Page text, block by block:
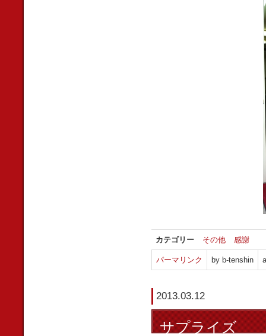
カテゴリー その他 感謝
パーマリンク by b-tenshin
2013.03.12
サプライズ